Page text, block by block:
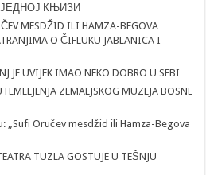
КЊИЗИ
MESDŽID ILI HAMZA-BEGOVA
O ČIFLUKU JABLANICA I
JE UVIJEK IMAO NEKO DOBRO U SEBI
ZEMALJSKOG MUZEJA BOSNE
„Sufi Oručev mesdžid ili Hamza-Begova
TUZLA GOSTUJE U TEŠNJU